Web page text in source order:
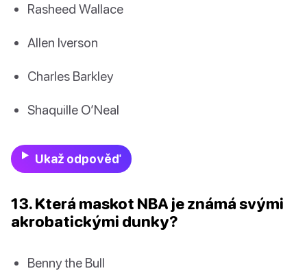
Rasheed Wallace
Allen Iverson
Charles Barkley
Shaquille O’Neal
Ukaž odpověď
13. Která maskot NBA je známá svými
akrobatickými dunky?
Benny the Bull